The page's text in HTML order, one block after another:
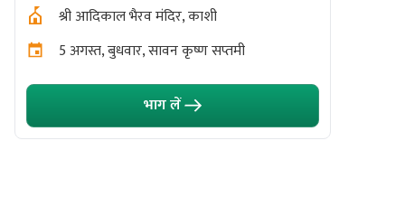
श्री आदिकाल भैरव मंदिर, काशी
5 अगस्त, बुधवार, सावन कृष्ण सप्तमी
भाग लें